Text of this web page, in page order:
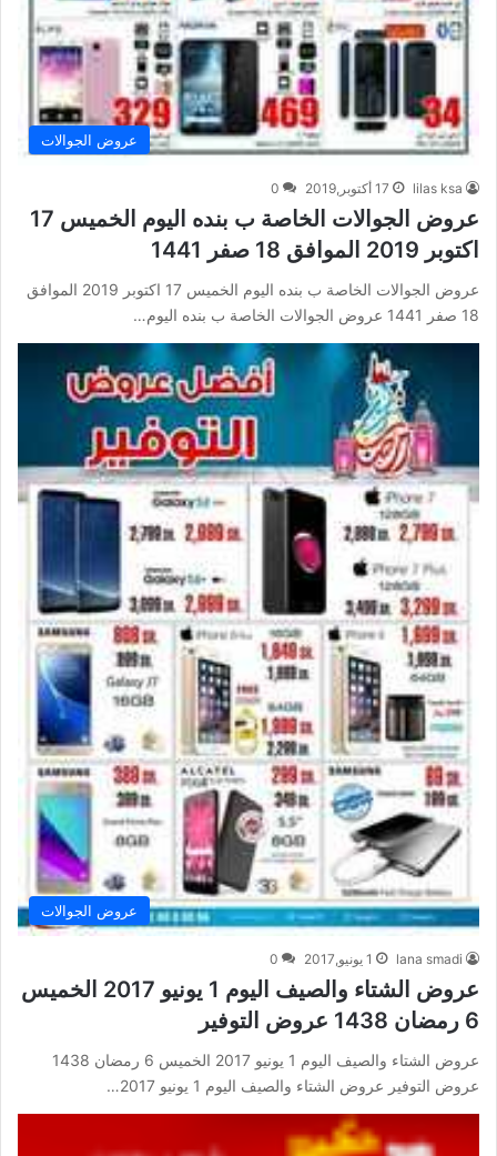
عروض الجوالات
lilas ksa 17 أكتوبر,2019 0
عروض الجوالات الخاصة ب بنده اليوم الخميس 17
اكتوبر 2019 الموافق 18 صفر 1441
عروض الجوالات الخاصة ب بنده اليوم الخميس 17 اكتوبر 2019 الموافق
18 صفر 1441 عروض الجوالات الخاصة ب بنده اليوم…
عروض الجوالات
lana smadi 1 يونيو,2017 0
عروض الشتاء والصيف اليوم 1 يونيو 2017 الخميس
6 رمضان 1438 عروض التوفير
عروض الشتاء والصيف اليوم 1 يونيو 2017 الخميس 6 رمضان 1438
عروض التوفير عروض الشتاء والصيف اليوم 1 يونيو 2017…